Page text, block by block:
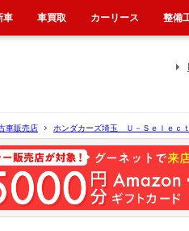
車販売店 ホンダカーズ埼玉 Ｕ－Ｓｅｌｅｃ
車 車買取 カーリース 整備